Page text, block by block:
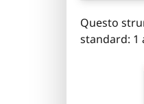
Questo
standard: 1